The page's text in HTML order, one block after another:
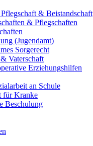
& Beistandschaft
& Pflegschaften
(Jugendamt)
Sorgerecht
Vaterschaft
Erziehungshilfen
an Schule
für Kranke
Beschulung